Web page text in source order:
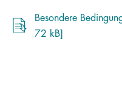
Besondere
72 kB]